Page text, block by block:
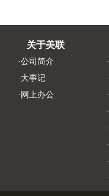
关于美联
·公司简介
· 大事记
· 网上办公
·
·
·
·
·
·
·
·